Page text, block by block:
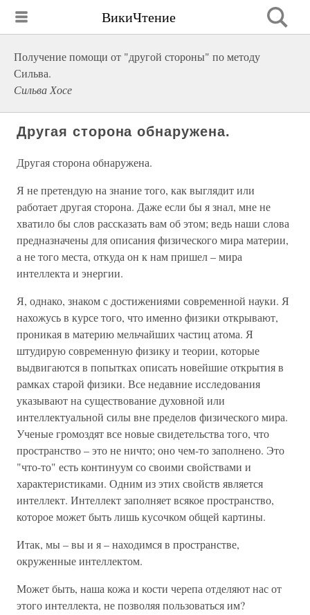
ВикиЧтение
Получение помощи от "другой стороны" по методу
Сильва.
Сильва Хосе
Другая сторона обнаружена.
Другая сторона обнаружена.
Я не претендую на знание того, как выглядит или
работает другая сторона. Даже если бы я знал, мне не
хватило бы слов рассказать вам об этом; ведь наши слова
предназначены для описания физического мира материи,
а не того места, откуда он к нам пришел – мира
интеллекта и энергии.
Я, однако, знаком с достижениями современной науки. Я
нахожусь в курсе того, что именно физики открывают,
проникая в материю мельчайших частиц атома. Я
штудирую современную физику и теории, которые
выдвигаются в попытках описать новейшие открытия в
рамках старой физики. Все недавние исследования
указывают на существование духовной или
интеллектуальной силы вне пределов физического мира.
Ученые громоздят все новые свидетельства того, что
пространство – это не ничто; оно чем-то заполнено. Это
"что-то" есть континуум со своими свойствами и
характеристиками. Одним из этих свойств является
интеллект. Интеллект заполняет всякое пространство,
которое может быть лишь кусочком общей картины.
Итак, мы – вы и я – находимся в пространстве,
окруженные интеллектом.
Может быть, наша кожа и кости черепа отделяют нас от
этого интеллекта, не позволяя пользоваться им?